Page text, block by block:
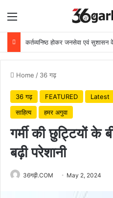
Menu
Home / 36 गढ़
36 गढ़ FEATURED Latest
साहित्य
हमर अगुवा
गर्मी की छुट्टियों के
बढ़ी परेशानी
36गढ़ी.COM May 2, 2024